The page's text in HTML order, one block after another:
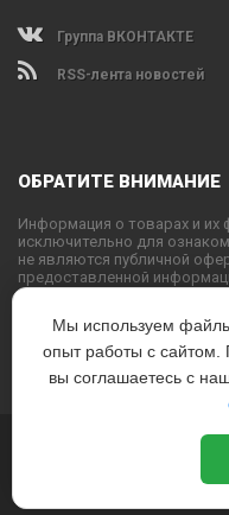
Группа ВКОНТАКТЕ
RSS-лента новостей
ОБРАТИТЕ ВНИМАНИЕ
Информация о товарах и их
исключительно для
не являются публичной
предоставленной
являются основанием для
свое усмотрение.
Использование текстовых
запрещено без
Политика
Мы используем
опыт работы с сайтом.
вы соглашаетесь с